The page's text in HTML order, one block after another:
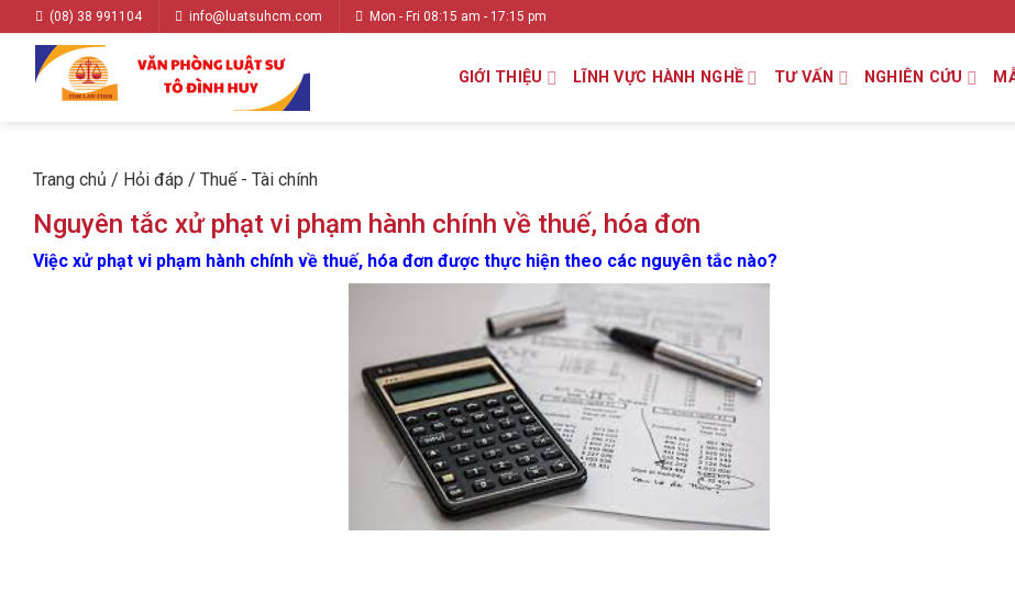
(08) 38 991104 info@luatsuhcm.com Mon - Fri 08:15 am - 17:15 pm
GIỚI THIỆU LĨNH VỰC HÀNH NGHỀ TƯ VẤN NGHIÊN CỨU
Trang chủ / Hỏi đáp /Thuế - Tài chính
Nguyên tắc xử phạt vi phạm hành chính về thuế, hóa đơn
Việc xử phạt vi phạm hành chính về thuế, hóa đơn được thực hiện theo các nguyên tắc nào?